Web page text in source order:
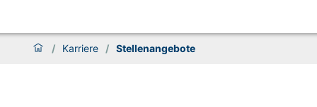
/ Karriere / Stellenangebote